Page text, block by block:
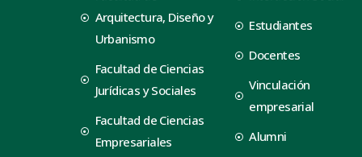
Arquitectura, Diseño y
Urbanismo
Facultad de Ciencias
Jurídicas y Sociales
Facultad de Ciencias
Empresariales
Estudiantes
Docentes
Vinculación
empresarial
Alumni